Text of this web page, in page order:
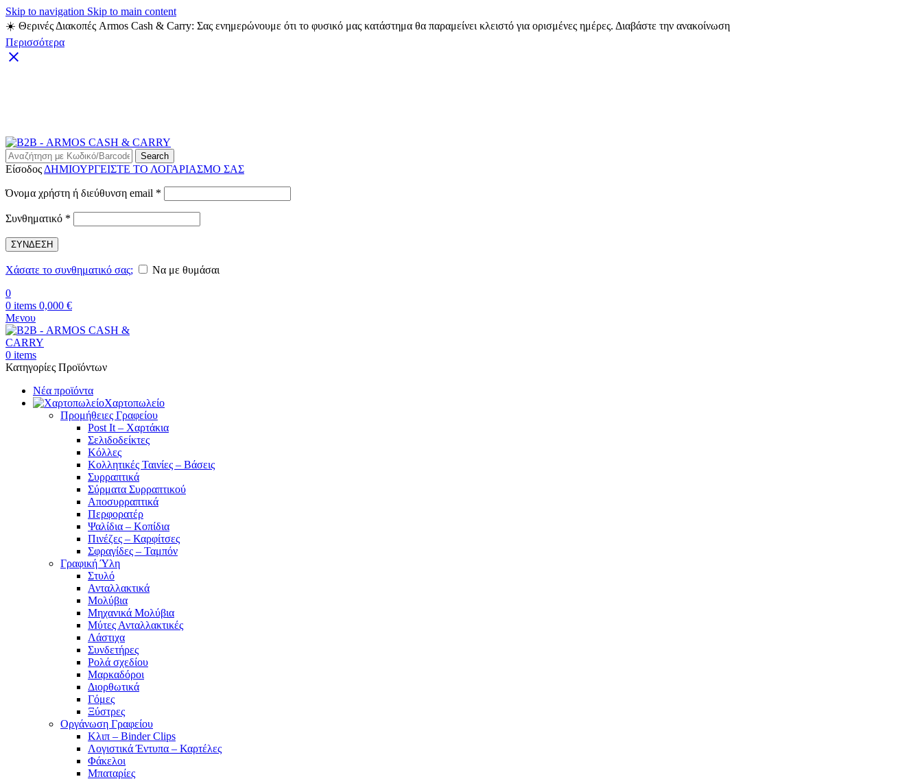
Skip to navigation Skip to main content
☀️ Θερινές Διακοπές Armos Cash & Carry: Σας ενημερώνουμε ότι το φυσικό μας κατάστημα θα παραμείνει κλειστό για ορισμένες ημέρες. Διαβάστε την ανακοίνωση
Περισσότερα
Search
Είσοδος ΔΗΜΙΟΥΡΓΕΙΣΤΕ ΤΟ ΛΟΓΑΡΙΑΣΜΟ ΣΑΣ
Όνομα χρήστη ή διεύθυνση email *
Συνθηματικό *
ΣΥΝΔΕΣΗ
Χάσατε το συνθηματικό σας;
Να με θυμάσαι
0
0 items 0,000 €
Μενου
0 items
Κατηγορίες Προϊόντων
Νέα προϊόντα
Χαρτοπωλείο
Προμήθειες Γραφείου
Post It – Χαρτάκια
Σελιδοδείκτες
Κόλλες
Κολλητικές Ταινίες – Βάσεις
Συρραπτικά
Σύρματα Συρραπτικού
Αποσυρραπτικά
Περφορατέρ
Ψαλίδια – Κοπίδια
Πινέζες – Καρφίτσες
Σφραγίδες – Ταμπόν
Γραφική Ύλη
Στυλό
Ανταλλακτικά
Μολύβια
Μηχανικά Μολύβια
Μύτες Ανταλλακτικές
Λάστιχα
Συνδετήρες
Ρολά σχεδίου
Μαρκαδόροι
Διορθωτικά
Γόμες
Ξύστρες
Οργάνωση Γραφείου
Κλιπ – Binder Clips
Λογιστικά Έντυπα – Καρτέλες
Φάκελοι
Μπαταρίες